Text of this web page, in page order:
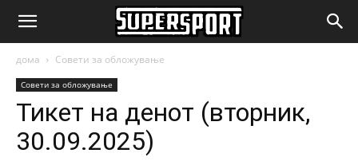
SuperSport.mk
дома Совети за обложување
Совети за обложување
Тикет на денот (вторник,
30.09.2025)